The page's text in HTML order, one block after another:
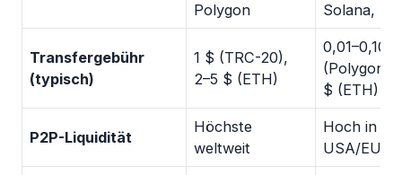
Polygon
Solana,
Transfergebühr
(typisch)
1 $ (TRC-20),
2–5 $ (ETH)
0,01–0,10 $
(Polygon),
$ (ETH)
P2P-Liquidität
Höchste
weltweit
Hoch in
USA/EU